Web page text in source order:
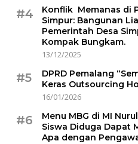
#4
Konflik Memanas di
Simpur: Bangunan
Pemerintah Desa
Kompak Bungkam.
13/12/2025
#5
DPRD Pemalang
Keras Outsourcing
16/01/2026
#6
Menu MBG di MI
Siswa Diduga Dapat
Apa dengan